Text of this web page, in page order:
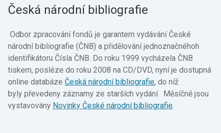
Česká národní bibliografie
Odbor zpracování fondů je garantem vydávání České
národní bibliografie (ČNB) a přidělování jednoznačnéhoh
identifikátoru Čísla ČNB. Do roku 1999 vycházela ČNB
tiskem, posléze do roku 2008 na CD/DVD, nyní je dostupná
online databáze Česká národní bibliografie, do níž
byly převedeny záznamy ze starších vydání. Měsíčně jsou
vystavovány Novinky České národní bibliografie.